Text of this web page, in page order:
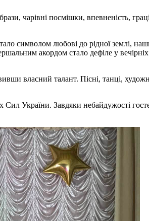
чарівні посмішки, впевненість,
символом любові до рідної землі,
акордом стало дефіле у
власний талант. Пісні, танці,
України. Завдяки небайдужості